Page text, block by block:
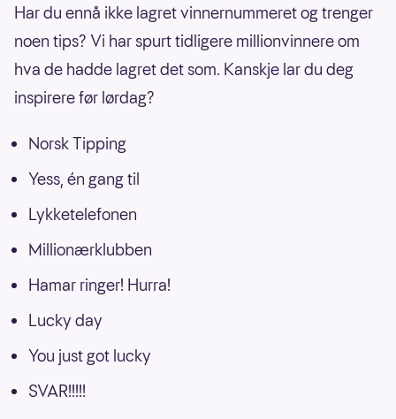
Har du ennå ikke lagret vinnernummeret og trenger
noen tips? Vi har spurt tidligere millionvinnere om
hva de hadde lagret det som. Kanskje lar du deg
inspirere før lørdag?
Norsk Tipping
Yess, én gang til
Lykketelefonen
Millionærklubben
Hamar ringer! Hurra!
Lucky day
You just got lucky
SVAR!!!!!